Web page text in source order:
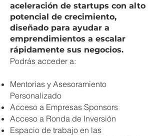
aceleración de startups con alto
potencial de crecimiento,
diseñado para ayudar a
emprendimientos a escalar
rápidamente sus negocios.
Podrás acceder a:
Mentorías y Asesoramiento
Personalizado
Acceso a Empresas Sponsors
Acceso a Ronda de Inversión
Espacio de trabajo en las